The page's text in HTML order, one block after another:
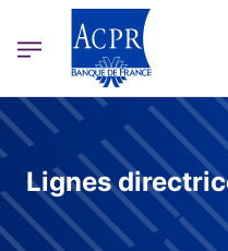
ACPR Menu Principal
Lignes